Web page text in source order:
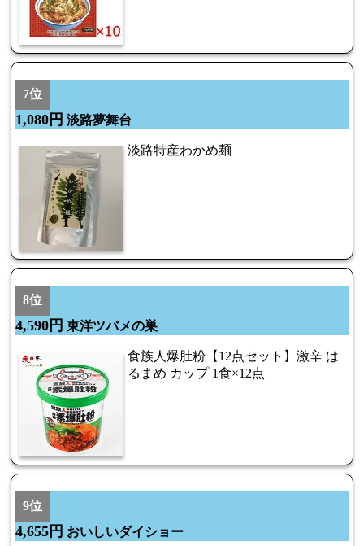
7位
1,080円 淡路夢舞台
淡路特産わかめ麺
8位
4,590円 東洋ツバメの巣
食族人爆肚粉【12点セット】激辛 は
るまめ カップ 1食×12点
9位
4,655円 おいしいダイショー